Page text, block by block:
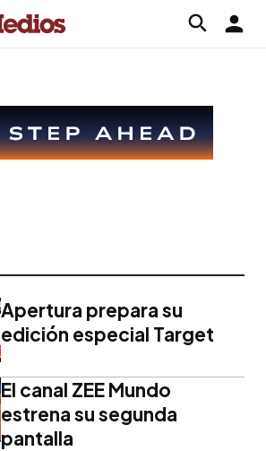
Apertura prepara su
edición especial Target
El canal ZEE Mundo
estrena su segunda
pantalla